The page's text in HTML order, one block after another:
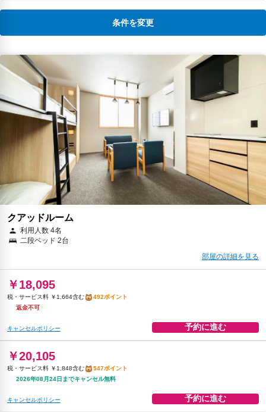
条件を変更
クアッドルーム
利用人数 4名
二段ベッド 2台
部屋の詳細を見る
￥18,095
税・サービス料 ￥1,664含む
492ポイント
返金不可
キャンセルポリシー 予約に進む
￥20,105
税・サービス料 ￥1,848含む
547ポイント
2026年08月24日までキャンセル無料
キャンセルポリシー 予約に進む